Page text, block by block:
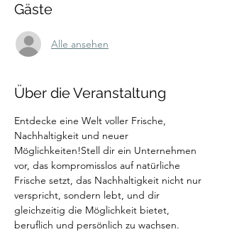
Gäste
Alle ansehen
Über die Veranstaltung
Entdecke eine Welt voller Frische,
Nachhaltigkeit und neuer
Möglichkeiten!Stell dir ein Unternehmen
vor, das kompromisslos auf natürliche
Frische setzt, das Nachhaltigkeit nicht nur
verspricht, sondern lebt, und dir
gleichzeitig die Möglichkeit bietet,
beruflich und persönlich zu wachsen.